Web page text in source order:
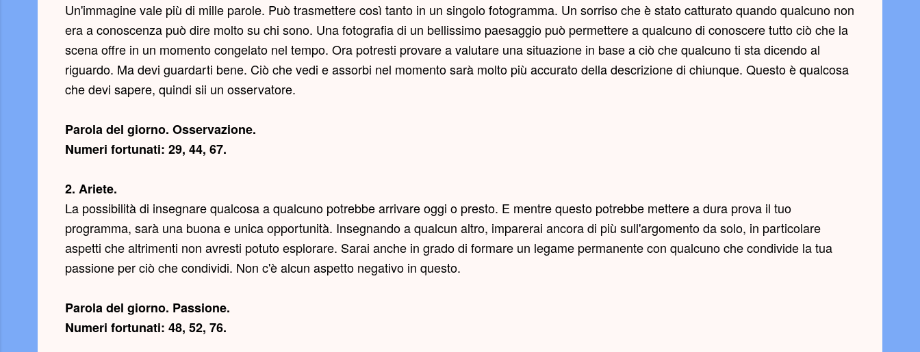
Un'immagine vale più di mille parole. Può trasmettere così tanto in un singolo fotogramma. Un sorriso che è stato catturato quando qualcuno non
era a conoscenza può dire molto su chi sono. Una fotografia di un bellissimo paesaggio può permettere a qualcuno di conoscere tutto ciò che la
scena offre in un momento congelato nel tempo. Ora potresti provare a valutare una situazione in base a ciò che qualcuno ti sta dicendo al
riguardo. Ma devi guardarti bene. Ciò che vedi e assorbi nel momento sarà molto più accurato della descrizione di chiunque. Questo è qualcosa
che devi sapere, quindi sii un osservatore.
Parola del giorno. Osservazione.
Numeri fortunati: 29, 44, 67.
2. Ariete.
La possibilità di insegnare qualcosa a qualcuno potrebbe arrivare oggi o presto. E mentre questo potrebbe mettere a dura prova il tuo
programma, sarà una buona e unica opportunità. Insegnando a qualcun altro, imparerai ancora di più sull'argomento da solo, in particolare
aspetti che altrimenti non avresti potuto esplorare. Sarai anche in grado di formare un legame permanente con qualcuno che condivide la tua
passione per ciò che condividi. Non c'è alcun aspetto negativo in questo.
Parola del giorno. Passione.
Numeri fortunati: 48, 52, 76.